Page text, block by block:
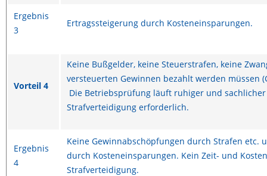
Ergebnis
3
Ertragssteigerung durch Kosteneinsparungen.
Vorteil 4
Keine Bußgelder, keine Steuerstrafen, keine
versteuerten Gewinnen bezahlt werden müssen
Die Betriebsprüfung läuft ruhiger und sachlicher
Strafverteidigung erforderlich.
Ergebnis
4
Keine Gewinnabschöpfungen durch Strafen etc.
durch Kosteneinsparungen. Kein Zeit- und
Strafverteidigung.